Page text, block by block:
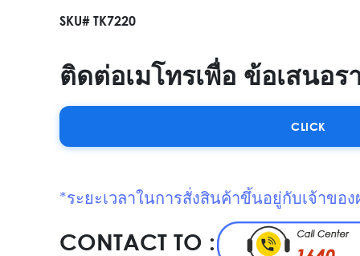
SKU# TK7220
ติดต่อเมโทรเพื่อ ข้อเสนอร
CLICK
*ระยะเวลาในการสั่งสินค้าขึ้นอยู่กับเจ้าข
CONTACT TO :